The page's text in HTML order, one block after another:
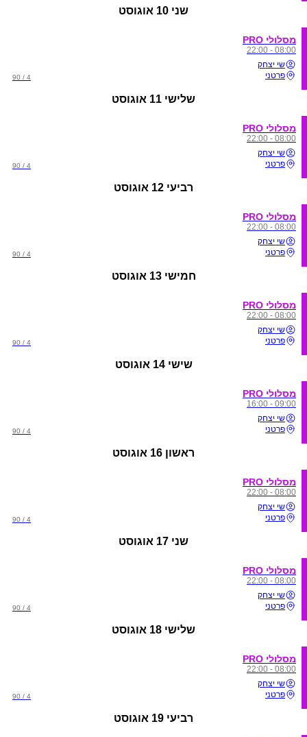
שני 10 אוגוסט
מסלולי PRO
08:00 - 22:00
שי יצחק
פרטני
4 / 90
שלישי 11 אוגוסט
מסלולי PRO
08:00 - 22:00
שי יצחק
פרטני
4 / 90
רביעי 12 אוגוסט
מסלולי PRO
08:00 - 22:00
שי יצחק
פרטני
4 / 90
חמישי 13 אוגוסט
מסלולי PRO
08:00 - 22:00
שי יצחק
פרטני
4 / 90
שישי 14 אוגוסט
מסלולי PRO
09:00 - 16:00
שי יצחק
פרטני
4 / 90
ראשון 16 אוגוסט
מסלולי PRO
08:00 - 22:00
שי יצחק
פרטני
4 / 90
שני 17 אוגוסט
מסלולי PRO
08:00 - 22:00
שי יצחק
פרטני
4 / 90
שלישי 18 אוגוסט
מסלולי PRO
08:00 - 22:00
שי יצחק
פרטני
4 / 90
רביעי 19 אוגוסט